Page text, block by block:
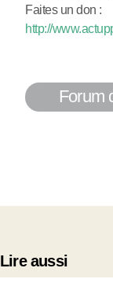
Faites un don :
http://
Forum
Lire aussi